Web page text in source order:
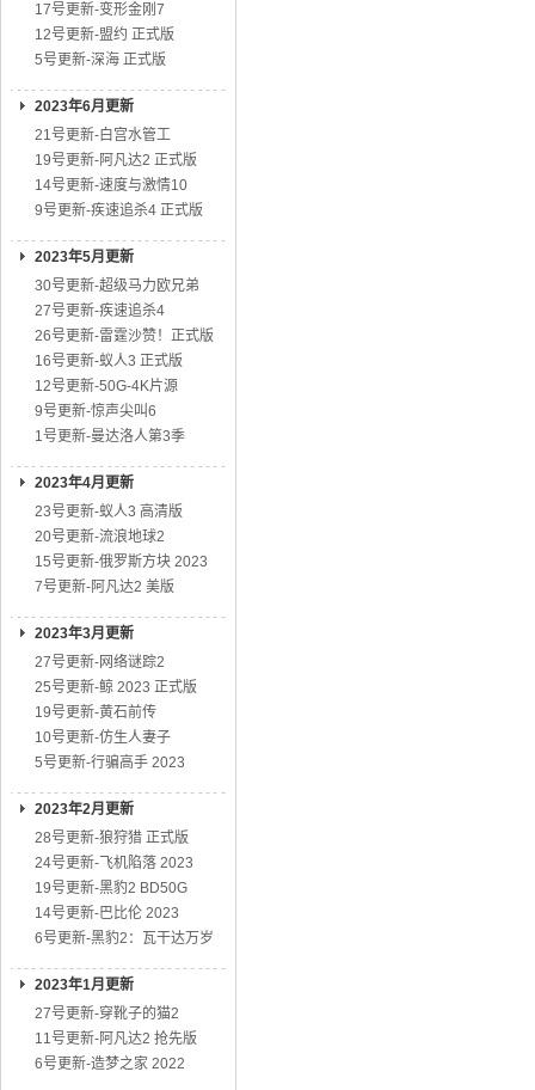
17号更新-变形金刚7
12号更新-盟约 正式版
5号更新-深海 正式版
2023年6月更新
21号更新-白宫水管工
19号更新-阿凡达2 正式版
14号更新-速度与激情10
9号更新-疾速追杀4 正式版
2023年5月更新
30号更新-超级马力欧兄弟
27号更新-疾速追杀4
26号更新-雷霆沙赞！正式版
16号更新-蚁人3 正式版
12号更新-50G-4K片源
9号更新-惊声尖叫6
1号更新-曼达洛人第3季
2023年4月更新
23号更新-蚁人3 高清版
20号更新-流浪地球2
15号更新-俄罗斯方块 2023
7号更新-阿凡达2 美版
2023年3月更新
27号更新-网络谜踪2
25号更新-鲸 2023 正式版
19号更新-黄石前传
10号更新-仿生人妻子
5号更新-行骗高手 2023
2023年2月更新
28号更新-狼狩猎 正式版
24号更新-飞机陷落 2023
19号更新-黑豹2 BD50G
14号更新-巴比伦 2023
6号更新-黑豹2：瓦干达万岁
2023年1月更新
27号更新-穿靴子的猫2
11号更新-阿凡达2 抢先版
6号更新-造梦之家 2022